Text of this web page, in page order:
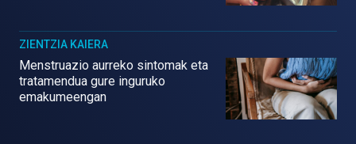
ZIENTZIA KAIERA
Menstruazio aurreko sintomak eta
tratamendua gure inguruko
emakumeengan